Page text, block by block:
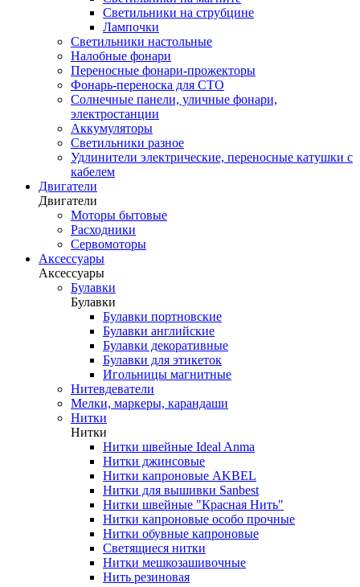
Светильники на струбцине
Лампочки
Светильники настольные
Налобные фонари
Переносные фонари-прожекторы
Фонарь-переноска для СТО
Солнечные панели, уличные фонари,
электростанции
Аккумуляторы
Светильники разное
Удлинители электрические, переносные катушки с
кабелем
Двигатели
Двигатели
Моторы бытовые
Расходники
Сервомоторы
Аксессуары
Аксессуары
Булавки
Булавки
Булавки портновские
Булавки английские
Булавки декоративные
Булавки для этикеток
Игольницы магнитные
Нитевдеватели
Мелки, маркеры, карандаши
Нитки
Нитки
Нитки швейные Ideal Anma
Нитки джинсовые
Нитки капроновые AKBEL
Нитки для вышивки Sanbest
Нитки швейные "Красная Нить"
Нитки капроновые особо прочные
Нитки обувные капроновые
Светящиеся нитки
Нитки мешкозашивочные
Нить резиновая